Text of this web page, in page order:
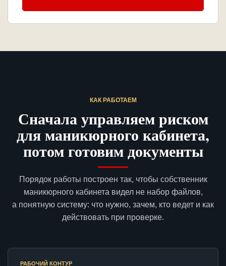
КАК РАБОТАЕМ
Сначала управляем риском
для маникюрного кабинета,
потом готовим документы
Порядок работы построен так, чтобы собственник
маникюрного кабинета видел не набор файлов,
а понятную систему: что нужно, зачем, кто ведет и как
действовать при проверке.
РАБОЧИЙ КОНТУР